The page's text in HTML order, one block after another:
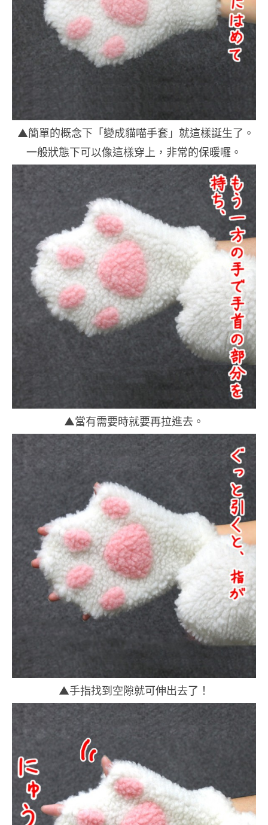
▲簡單的概念下「變成貓喵手套」就這樣誕生了。
一般狀態下可以像這樣穿上，非常的保暖囉。
▲當有需要時就要再拉進去。
▲手指找到空隙就可伸出去了！